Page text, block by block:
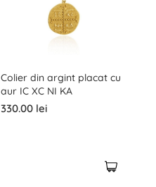
Colier din argint placat cu
aur IC XC NI KA
330.00 lei